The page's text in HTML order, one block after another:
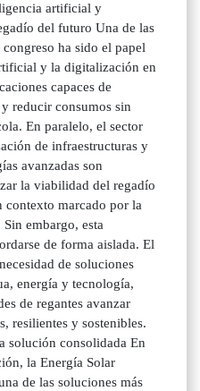
artificial y
del futuro Una de las
ha sido el papel
y la digitalización en
capaces de
reducir consumos sin
En paralelo, el sector
de infraestructuras y
avanzadas son
la viabilidad del regadío
contexto marcado por la
embargo, esta
de forma aislada. El
de soluciones
energía y tecnología,
de regantes avanzar
resilientes y sostenibles.
solución consolidada En
la Energía Solar
de las soluciones más